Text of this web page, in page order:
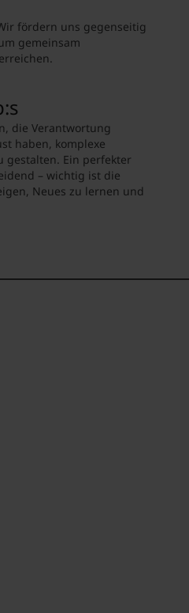
fördern uns gegenseitig
gemeinsam
die Verantwortung
haben, komplexe
gestalten. Ein perfekter
– wichtig ist die
Neues zu lernen und